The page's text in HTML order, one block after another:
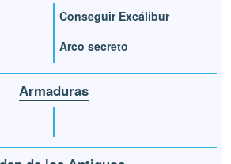
Conseguir Excálibur
Arco secreto
Armaduras